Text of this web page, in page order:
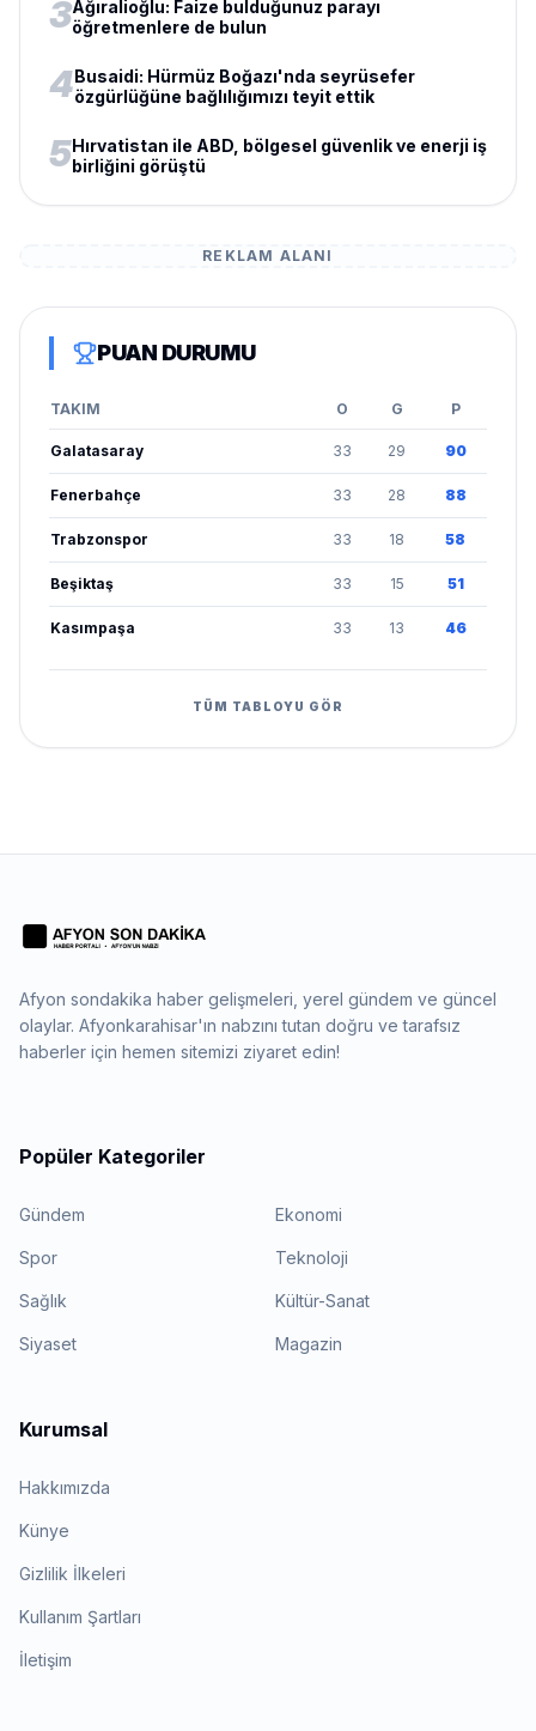
3Ağıralioğlu: Faize bulduğunuz parayı
öğretmenlere de bulun
4Busaidi: Hürmüz Boğazı'nda seyrüsefer
özgürlüğüne bağlılığımızı teyit ettik
5Hırvatistan ile ABD, bölgesel güvenlik ve enerji iş
birliğini görüştü
REKLAM ALANI
PUAN DURUMU
TAKIM O G P
Galatasaray 33 29 90
Fenerbahçe 33 28 88
Trabzonspor 33 18 58
Beşiktaş 33 15 51
Kasımpaşa 33 13 46
TÜM TABLOYU GÖR
Afyon sondakika haber gelişmeleri, yerel gündem ve güncel
olaylar. Afyonkarahisar'ın nabzını tutan doğru ve tarafsız
haberler için hemen sitemizi ziyaret edin!
Popüler Kategoriler
Gündem Ekonomi
Spor Teknoloji
Sağlık Kültür-Sanat
Siyaset Magazin
Kurumsal
Hakkımızda
Künye
Gizlilik İlkeleri
Kullanım Şartları
İletişim